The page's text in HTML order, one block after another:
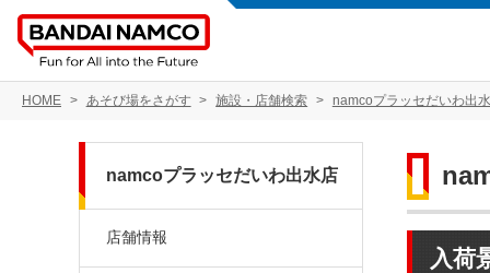
HOME あそび場をさがす 施設・店舗検索 namcoプラッセだいわ出
入荷
namcoプラッセだいわ出水店
店舗情報